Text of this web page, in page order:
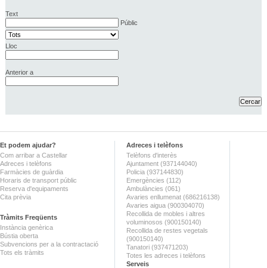
Text
Públic
Lloc
Anterior a
Et podem ajudar?
Com arribar a Castellar
Adreces i telèfons
Farmàcies de guàrdia
Horaris de transport públic
Reserva d'equipaments
Cita prèvia
Tràmits Freqüents
Instància genèrica
Bústia oberta
Subvencions per a la contractació
Tots els tràmits
Adreces i telèfons
Telèfons d'interès
Ajuntament (937144040)
Policia (937144830)
Emergències (112)
Ambulàncies (061)
Avaries enllumenat (686216138)
Avaries aigua (900304070)
Recollida de mobles i altres
voluminosos (900150140)
Recollida de restes vegetals
(900150140)
Tanatori (937471203)
Totes les adreces i telèfons
Serveis